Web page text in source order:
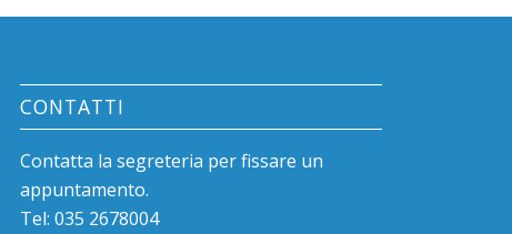
CONTATTI
Contatta la segreteria per fissare un
appuntamento.
Tel: 035 2678004